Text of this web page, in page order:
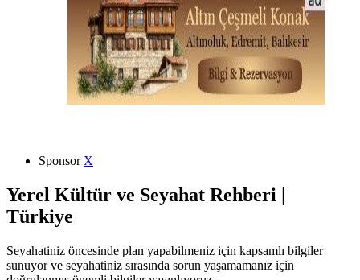
Sponsor X
Yerel Kültür ve Seyahat Rehberi |
Türkiye
Seyahatiniz öncesinde plan yapabilmeniz için kapsamlı bilgiler
sunuyor ve seyahatiniz sırasında sorun yaşamamanız için